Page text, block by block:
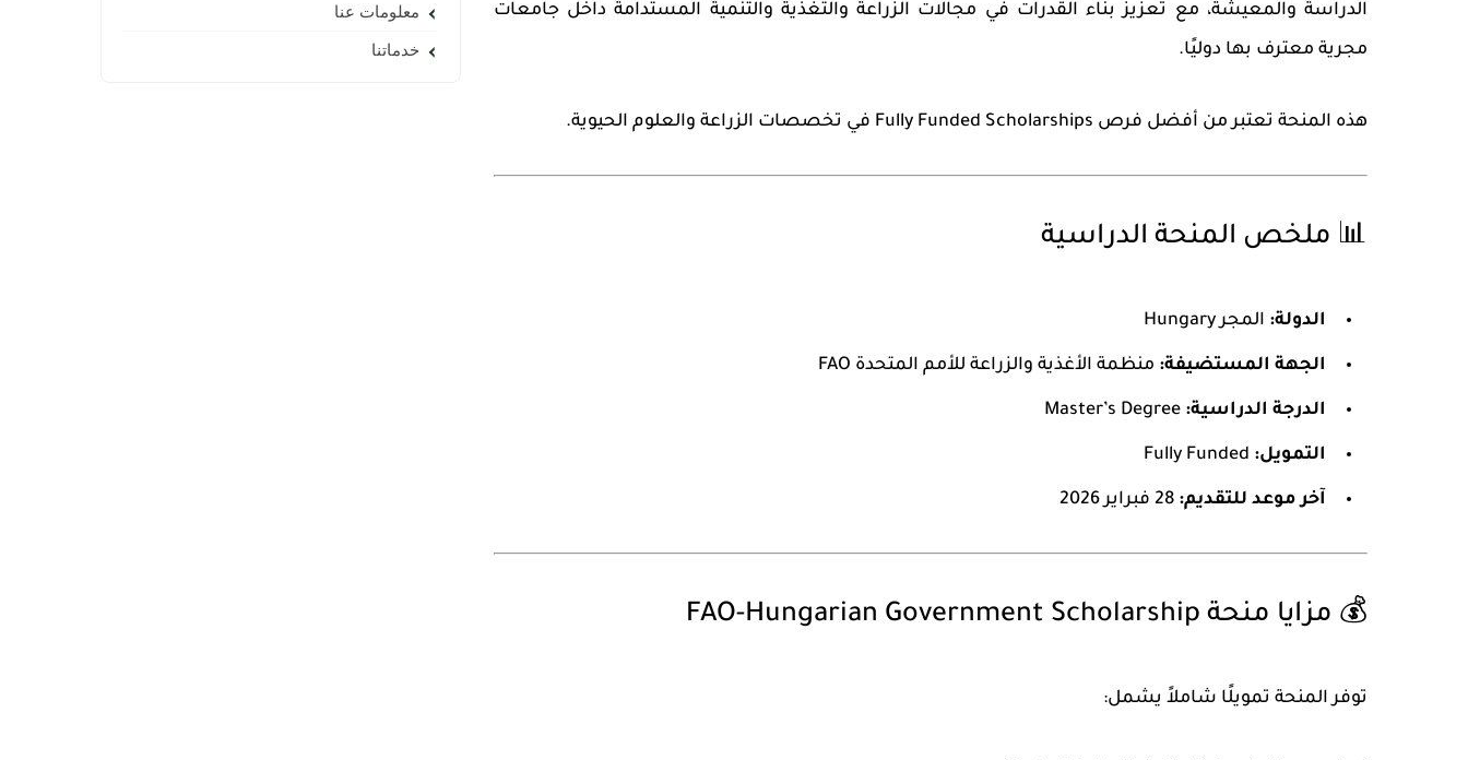
الدراسة والمعيشة، مع تعزيز بناء القدرات في مجالات الزراعة والتغذية والتنمية المستدامة داخل جامعات
مجرية معترف بها دوليًا.
هذه المنحة تعتبر من أفضل فرص Fully Funded Scholarships في تخصصات الزراعة والعلوم الحيوية.
📊 ملخص المنحة الدراسية
الدولة: المجر Hungary
الجهة المستضيفة: منظمة الأغذية والزراعة للأمم المتحدة FAO
الدرجة الدراسية: Master’s Degree
التمويل: Fully Funded
آخر موعد للتقديم:
💰 مزايا منحة FAO-Hungarian Government Scholarship
توفر المنحة تمويلًا شاملاً يشمل:
معلومات عنا
خدماتنا